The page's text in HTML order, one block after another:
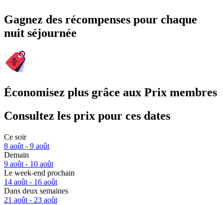
Gagnez des récompenses pour chaque
nuit séjournée
Économisez plus grâce aux Prix membres
Consultez les prix pour ces dates
Ce soir
8 août - 9 août
Demain
9 août - 10 août
Le week-end prochain
14 août - 16 août
Dans deux semaines
21 août - 23 août